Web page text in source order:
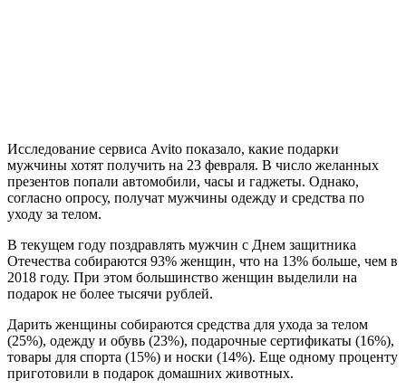
Исследование сервиса Avito показало, какие подарки
мужчины хотят получить на 23 февраля. В число желанных
презентов попали автомобили, часы и гаджеты. Однако,
согласно опросу, получат мужчины одежду и средства по
уходу за телом.
В текущем году поздравлять мужчин с Днем защитника
Отечества собираются 93% женщин, что на 13% больше, чем в
2018 году. При этом большинство женщин выделили на
подарок не более тысячи рублей.
Дарить женщины собираются средства для ухода за телом
(25%), одежду и обувь (23%), подарочные сертификаты (16%),
товары для спорта (15%) и носки (14%). Еще одному проценту
приготовили в подарок домашних животных.